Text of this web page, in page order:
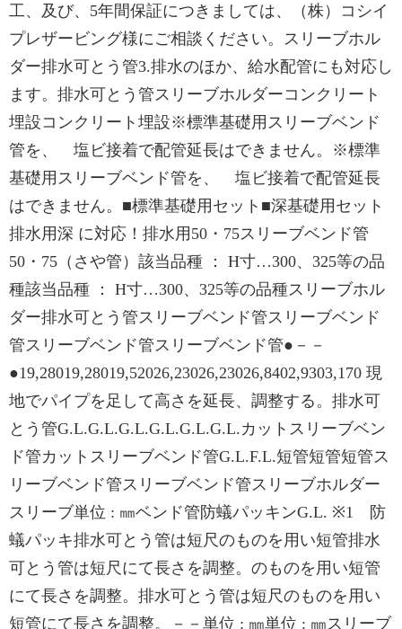
工、及び、5年間保証につきましては、（株）コシイ
プレザービング様にご相談ください。スリーブホル
ダー排水可とう管3.排水のほか、給水配管にも対応し
ます。排水可とう管スリーブホルダーコンクリート
埋設コンクリート埋設※標準基礎用スリーブベンド
管を、 塩ビ接着で配管延長はできません。※標準
基礎用スリーブベンド管を、 塩ビ接着で配管延長
はできません。■標準基礎用セット■深基礎用セット
排水用深 に対応！排水用50・75スリーブベンド管
50・75（さや管）該当品種 ： H寸…300、325等の品
種該当品種 ： H寸…300、325等の品種スリーブホル
ダー排水可とう管スリーブベンド管スリーブベンド
管スリーブベンド管スリーブベンド管●－－
●19,28019,28019,52026,23026,23026,8402,9303,170 現
地でパイプを足して高さを延長、調整する。排水可
とう管G.L.G.L.G.L.G.L.G.L.G.L.カットスリーブベン
ド管カットスリーブベンド管G.L.F.L.短管短管短管ス
リーブベンド管スリーブベンド管スリーブホルダー
スリーブ単位 : ㎜ベンド管防蟻パッキンG.L. ※1 防
蟻パッキ排水可とう管は短尺のものを用い短管排水
可とう管は短尺にて長さを調整。のものを用い短管
にて長さを調整。排水可とう管は短尺のものを用い
短管にて長さを調整。－－単位 : ㎜単位 : ㎜スリーブ